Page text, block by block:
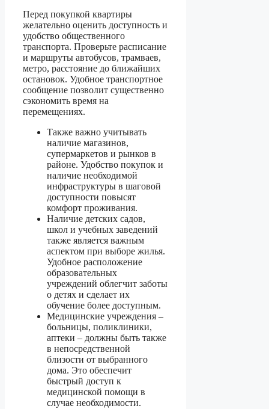
Перед покупкой квартиры
желательно оценить доступность и
удобство общественного
транспорта. Проверьте расписание
и маршруты автобусов, трамваев,
метро, расстояние до ближайших
остановок. Удобное транспортное
сообщение позволит существенно
сэкономить время на
перемещениях.
Также важно учитывать
наличие магазинов,
супермаркетов и рынков в
районе. Удобство покупок и
наличие необходимой
инфраструктуры в шаговой
доступности повысят
комфорт проживания.
Наличие детских садов,
школ и учебных заведений
также является важным
аспектом при выборе жилья.
Удобное расположение
образовательных
учреждений облегчит заботы
о детях и сделает их
обучение более доступным.
Медицинские учреждения –
больницы, поликлиники,
аптеки – должны быть также
в непосредственной
близости от выбранного
дома. Это обеспечит
быстрый доступ к
медицинской помощи в
случае необходимости.